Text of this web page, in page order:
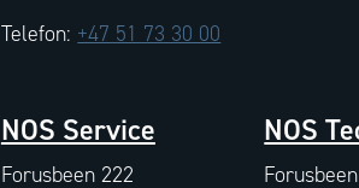
Telefon: +47 51 73 30 00
NOS Service
Forusbeen 222
NOS